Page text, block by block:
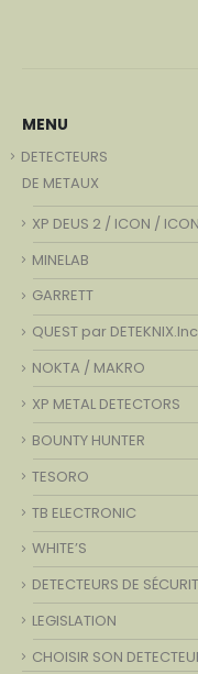
MENU
DETECTEURS
DE METAUX
XP DEUS 2 / ICON /
MINELAB
GARRETT
QUEST par DETEKNIX.Inc
NOKTA / MAKRO
XP METAL DETECTORS
BOUNTY HUNTER
TESORO
TB ELECTRONIC
WHITE’S
DETECTEURS DE
LEGISLATION
CHOISIR SON